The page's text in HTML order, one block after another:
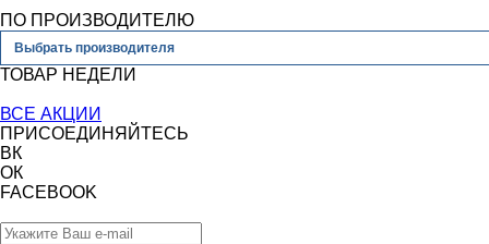
ПО ПРОИЗВОДИТЕЛЮ
Выбрать производителя
ТОВАР НЕДЕЛИ
ВСЕ АКЦИИ
ПРИСОЕДИНЯЙТЕСЬ
ВК
ОК
FACEBOOK